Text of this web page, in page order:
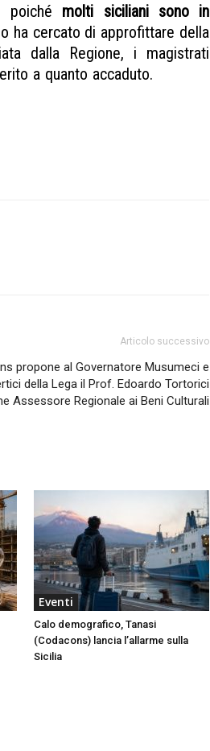
poiché molti siciliani sono in
ha cercato di approfittare della
dalla Regione, i magistrati
a quanto accaduto.
Articolo successivo
propone al Governatore Musumeci e
della Lega il Prof. Edoardo Tortorici
Assessore Regionale ai Beni Culturali
Eventi
Calo demografico, Tanasi
(Codacons) lancia l’allarme sulla
Sicilia